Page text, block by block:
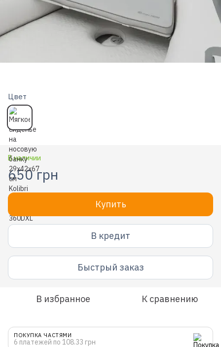
Цвет
В наличии
650 грн
Купить
В кредит
Быстрый заказ
В избранное К сравнению
ПОКУПКА ЧАСТЯМИ
6 платежей по 108.33 грн